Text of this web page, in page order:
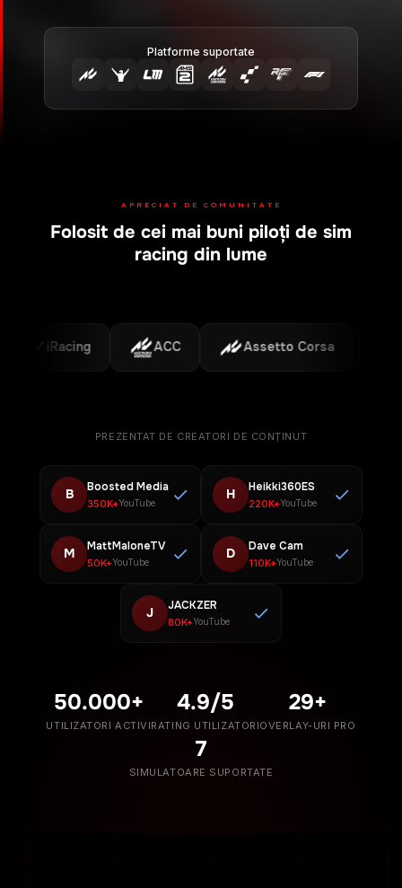
Platforme suportate
APRECIAT DE COMUNITATE
Folosit de cei mai buni piloți de sim
racing din lume
iRacing ACC Assetto Corsa
PREZENTAT DE CREATORI DE CONȚINUT
B Boosted Media
350K+YouTube
H Heikki360ES
220K+YouTube
M MattMaloneTV
50K+YouTube
D Dave Cam
110K+YouTube
J JACKZER
80K+YouTube
50.000+
UTILIZATORI ACTIVI
4.9/5
RATING UTILIZATORI
29+
OVERLAY-URI PRO
7
SIMULATOARE SUPORTATE